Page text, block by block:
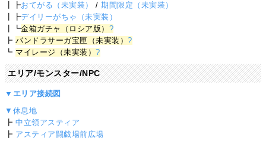
┃┣おてがる（未実装） /期間限定（未実装）
┃┣デイリーがちゃ（未実装）
┃┗金箱ガチャ（ロシア版） ?
┣パンドラサーガ宝匣（未実装）?
┗ マイレージ（未実装）?
エリア/モンスター/NPC
▼エリア接続図
▼休息地
┣中立領アスティア
┣ アスティア闘戯場前広場